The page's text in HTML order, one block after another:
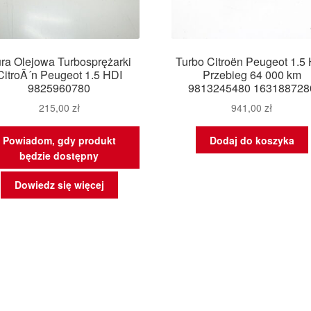
Olejowa Turbosprężarki
Peugeot 1.5 HDI
9825960780
215,00 zł
Powiadom, gdy produkt
będzie dostępny
Dowiedz się więcej
Turbo Citroën Peugeot 1.5
Przebieg 64 000 km
9813245480
941,00zł
Dodaj do koszyka